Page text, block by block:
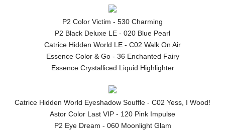
P2 Color Victim - 530 Charming
P2 Black Deluxe LE - 020 Blue Pearl
Catrice Hidden World LE - C02 Walk On Air
Essence Color & Go - 36 Enchanted Fairy
Essence Crystalliced Liquid Highlighter
Catrice Hidden World Eyeshadow Souffle - C02 Yess, I Wood!
Astor Color Last VIP - 120 Pink Impulse
P2 Eye Dream - 060 Moonlight Glam